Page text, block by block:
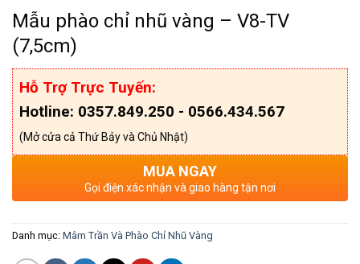
Mẫu phào chỉ nhũ vàng – V8-TV
(7,5cm)
Hỗ Trợ Trực Tuyến:
Hotline: 0357.849.250 - 0566.434.567
(Mở cửa cả Thứ Bảy và Chủ Nhật)
MUA NGAY
Gọi điện xác nhận và giao hàng tận nơi
Danh mục: Mâm Trần Và Phào Chỉ Nhũ Vàng